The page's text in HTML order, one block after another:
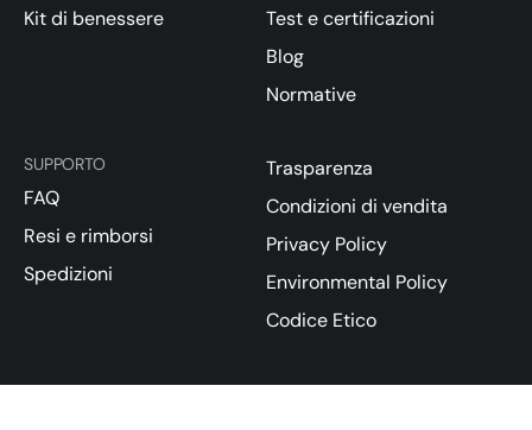
Kit di benessere
Test e certificazioni
Blog
Normative
SUPPORTO
FAQ
Resi e rimborsi
Spedizioni
Trasparenza
Condizioni di vendita
Privacy Policy
Environmental Policy
Codice Etico